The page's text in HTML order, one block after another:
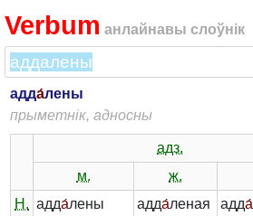
Verbum анлайнавы слоўнік
адда́лены
прыметнік, адносны
адз.
м.
ж.
Н. адда́лены адда́леная адда́